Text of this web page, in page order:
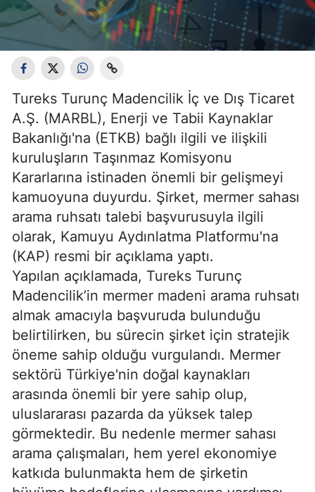
Tureks Turunç Madencilik İç ve Dış Ticaret
A.Ş. (MARBL), Enerji ve Tabii Kaynaklar
Bakanlığı'na (ETKB) bağlı ilgili ve ilişkili
kuruluşların Taşınmaz Komisyonu
Kararlarına istinaden önemli bir gelişmeyi
kamuoyuna duyurdu. Şirket, mermer sahası
arama ruhsatı talebi başvurusuyla ilgili
olarak, Kamuyu Aydınlatma Platformu'na
(KAP) resmi bir açıklama yaptı.
Yapılan açıklamada, Tureks Turunç
Madencilik’in mermer madeni arama ruhsatı
almak amacıyla başvuruda bulunduğu
belirtilirken, bu sürecin şirket için stratejik
öneme sahip olduğu vurgulandı. Mermer
sektörü Türkiye'nin doğal kaynakları
arasında önemli bir yere sahip olup,
uluslararası pazarda da yüksek talep
görmektedir. Bu nedenle mermer sahası
arama çalışmaları, hem yerel ekonomiye
katkıda bulunmakta hem de şirketin